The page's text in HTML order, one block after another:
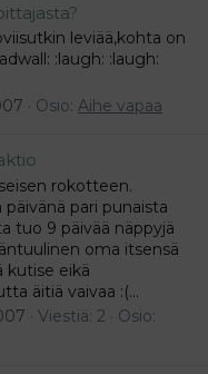
leviää,kohta on
:laugh: :laugh:
Osio: Aihe vapaa
rokotteen.
pari punaista
tuo 9 päivää näppyjä
oma itsensä
kutise eikä
äitiä vaivaa :(...
Viestiä: 2
Osio: